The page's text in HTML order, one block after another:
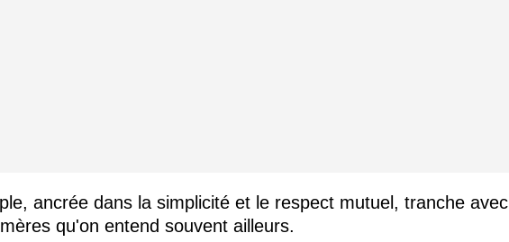
ancrée dans la simplicité et le respect mutuel, tranche avec
qu'on entend souvent ailleurs.